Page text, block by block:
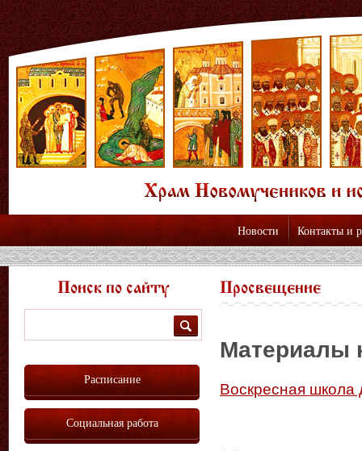
Новости Контакты и
Просвещение
Материалы
Воскресная школа
Поиск по сайту
Расписание
Социальная работа